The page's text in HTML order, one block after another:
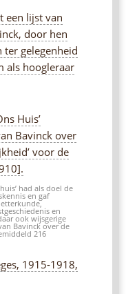
een lijst van
door hen
ter gelegenheid
als hoogleraar
Huis’
Bavinck over
voor de
had als doel de
en gaf
en
ook wijsgerige
Bavinck over de
216
1915-1918,